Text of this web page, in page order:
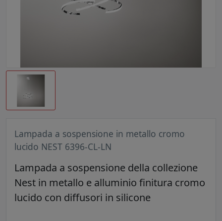
Lampada a sospensione in metallo cromo
lucido NEST 6396-CL-LN
Lampada a sospensione della collezione
Nest in metallo e alluminio finitura cromo
lucido con diffusori in silicone